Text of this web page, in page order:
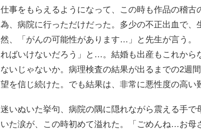
仕事をもらえるようになって、この時も作品の稽古
為、病院に行っただけだった。多少の不正出血で、
然、「がんの可能性があります…」と先生が言う。
ればいけないだろう」と…。結婚も出産もこれか
ないじゃないか。病理検査の結果が出るまでの2週
望を信じ続けた。でも結果は、非常に悪性度の高い
迷いぬいた挙句、病院の隅に隠れながら震える手で
いた涙が、この時初めて溢れた。「ごめんね…お